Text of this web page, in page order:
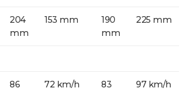
204
mm
153 mm
190
mm
225 mm
86
72 km/h
83
97 km/h